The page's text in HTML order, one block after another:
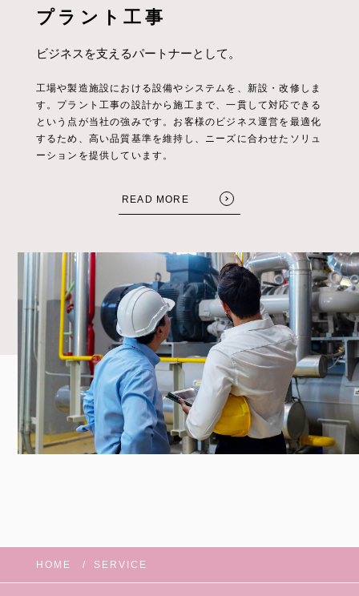
プラント工事
ビジネスを支えるパートナーとして。
工場や製造施設における設備やシステムを、新設・改修しま
す。プラント工事の設計から施工まで、一貫して対応できる
という点が当社の強みです。お客様のビジネス運営を最適化
するため、高い品質基準を維持し、ニーズに合わせたソリュ
ーションを提供しています。
READ MORE
HOME SERVICE